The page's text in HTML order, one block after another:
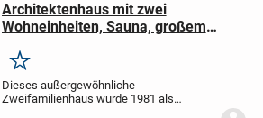
Architektenhaus mit zwei
Wohneinheiten, Sauna, großem
Modernisierung
Merken
Dieses außergewöhnliche
Zweifamilienhaus wurde 1981 als